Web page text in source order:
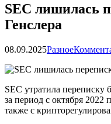
SEC лишилась
Генслера
08.09.2025Разное
SEC утратила переписку
за период с октября 2022
также с